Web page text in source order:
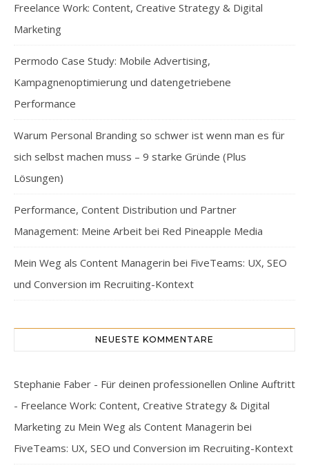
Freelance Work: Content, Creative Strategy & Digital
Marketing
Permodo Case Study: Mobile Advertising,
Kampagnenoptimierung und datengetriebene
Performance
Warum Personal Branding so schwer ist wenn man es für
sich selbst machen muss – 9 starke Gründe (Plus
Lösungen)
Performance, Content Distribution und Partner
Management: Meine Arbeit bei Red Pineapple Media
Mein Weg als Content Managerin bei FiveTeams: UX, SEO
und Conversion im Recruiting-Kontext
NEUESTE KOMMENTARE
Stephanie Faber - Für deinen professionellen Online Auftritt
- Freelance Work: Content, Creative Strategy & Digital
Marketing zu Mein Weg als Content Managerin bei
FiveTeams: UX, SEO und Conversion im Recruiting-Kontext